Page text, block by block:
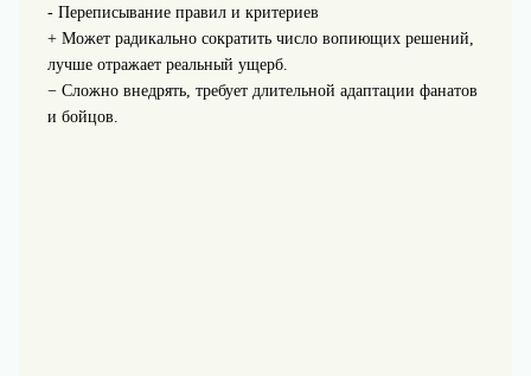
- Переписывание правил и критериев
+ Может радикально сократить число вопиющих решений,
лучше отражает реальный ущерб.
− Сложно внедрять, требует длительной адаптации фанатов
и бойцов.